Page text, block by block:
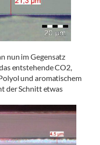
nun im Gegensatz
entstehende CO2,
und aromatischem
der Schnitt etwas